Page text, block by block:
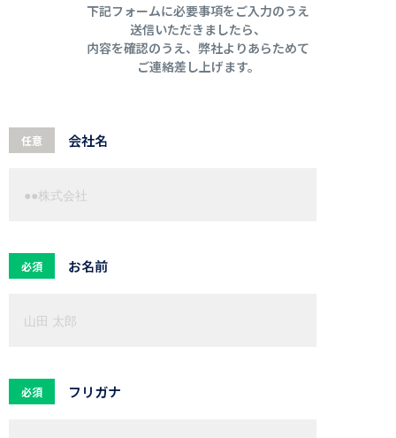
下記フォームに必要事項をご入力のうえ
送信いただきましたら、
内容を確認のうえ、弊社よりあらためて
ご連絡差し上げます。
任意 会社名
必須 お名前
必須 フリガナ